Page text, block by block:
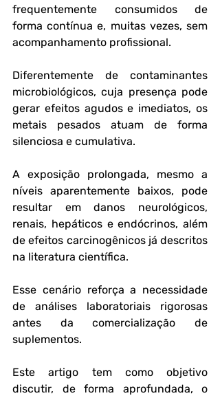
frequentemente consumidos de
forma contínua e, muitas vezes, sem
acompanhamento profissional.
Diferentemente de contaminantes
microbiológicos, cuja presença pode
gerar efeitos agudos e imediatos, os
metais pesados atuam de forma
silenciosa e cumulativa.
A exposição prolongada, mesmo a
níveis aparentemente baixos, pode
resultar em danos neurológicos,
renais, hepáticos e endócrinos, além
de efeitos carcinogênicos já descritos
na literatura científica.
Esse cenário reforça a necessidade
de análises laboratoriais rigorosas
antes da comercialização de
suplementos.
Este artigo tem como objetivo
discutir, de forma aprofundada, o